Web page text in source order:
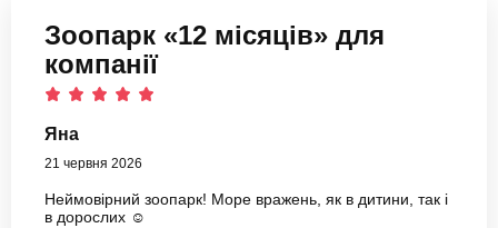
Зоопарк «12 місяців» для
компанії
Яна
21 червня 2026
Неймовірний зоопарк! Море вражень, як в дитини, так і
в дорослих ☺️